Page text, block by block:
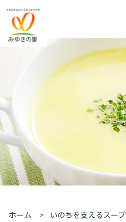
ホーム いのちを支えるスープ